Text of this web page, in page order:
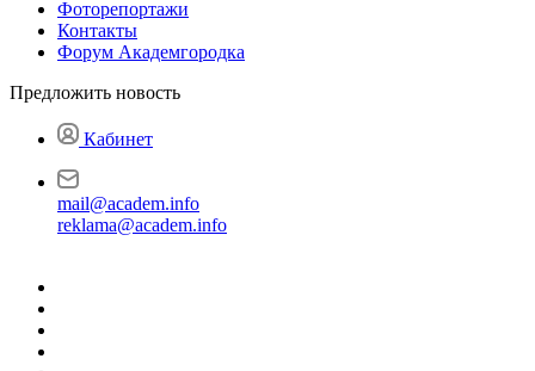
Фоторепортажи
Контакты
Форум Академгородка
Предложить новость
Кабинет
mail@academ.info
reklama@academ.info